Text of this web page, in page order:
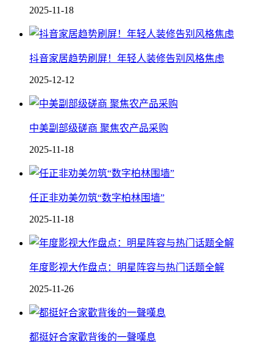
2025-11-18
抖音家居趋势刷屏！年轻人装修告别风格焦虑
2025-12-12
中美副部级磋商 聚焦农产品采购
2025-11-18
任正非劝美勿筑“数字柏林围墙”
2025-11-18
年度影视大作盘点：明星阵容与热门话题全解
2025-11-26
都挺好合家歡背後的一聲嘆息